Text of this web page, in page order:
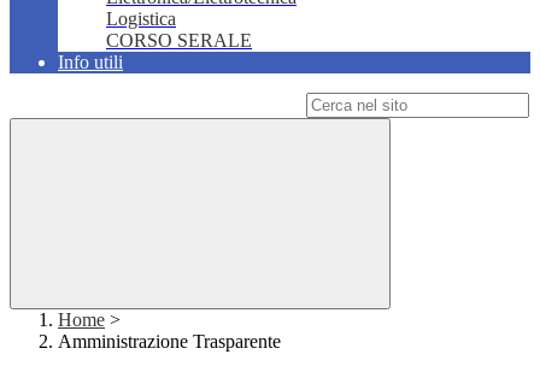
Logistica
CORSO SERALE
Info utili
Home >
Amministrazione Trasparente